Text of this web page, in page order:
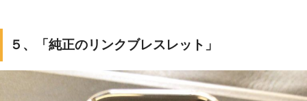
５、「純正のリンクブレスレット」